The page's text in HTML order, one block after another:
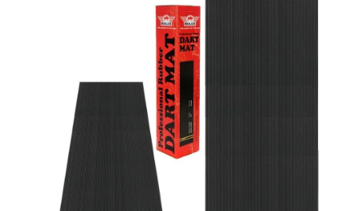
PRÍSLUŠENSTVO
OBLEČENIE